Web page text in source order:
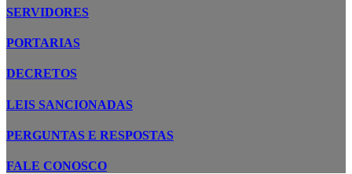
SERVIDORES
PORTARIAS
DECRETOS
LEIS SANCIONADAS
PERGUNTAS E RESPOSTAS
FALE CONOSCO